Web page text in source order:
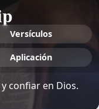
Versículos
Aplicación
confiar en Dios.